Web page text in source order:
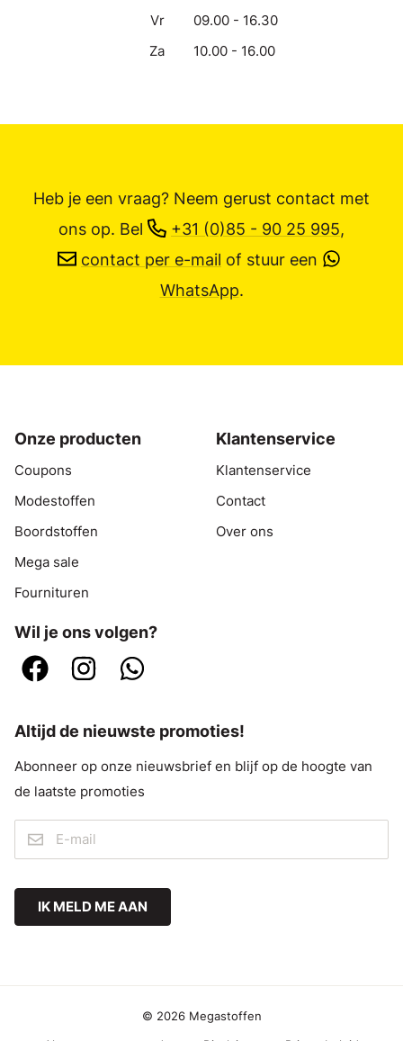
Vr
09.00 - 16.30
Za
10.00 - 16.00
Heb je een vraag? Neem gerust contact met
ons op. Bel +31 (0)85 - 90 25 995,
contact per e-mail of stuur een
WhatsApp.
Onze producten
Coupons
Modestoffen
Boordstoffen
Mega sale
Fournituren
Klantenservice
Klantenservice
Contact
Over ons
Wil je ons volgen?
Altijd de nieuwste promoties!
Abonneer op onze nieuwsbrief en blijf op de hoogte van
de laatste promoties
IK MELD ME AAN
© 2026 Megastoffen